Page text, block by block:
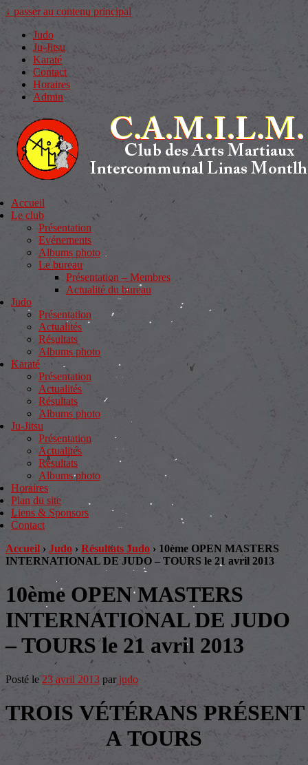
↓ passer au contenu principal
Judo
Ju-Jitsu
Karaté
Contact
Horaires
Admin
Accueil
Le club
Présentation
Evénements
Albums photo
Le bureau
Présentation – Membres
Actualité du bureau
Judo
Présentation
Actualités
Résultats
Albums photo
Karaté
Présentation
Actualités
Résultats
Albums photo
Ju-Jitsu
Présentation
Actualités
Résultats
Albums photo
Horaires
Plan du site
Liens & Sponsors
Contact
Accueil › Judo › Résultats Judo › 10ème OPEN MASTERS
INTERNATIONAL DE JUDO – TOURS le 21 avril 2013
10ème OPEN MASTERS
INTERNATIONAL DE JUDO
– TOURS le 21 avril 2013
Posté le 23 avril 2013 par judo
TROIS VÉTÉRANS PRÉSENT
A TOURS